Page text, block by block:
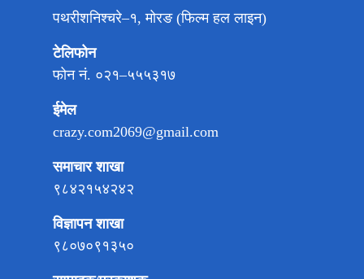
पथरीशनिश्चरे–१, मोरङ (फिल्म हल लाइन)
टेलिफोन
फोन नं. ०२१–५५५३१७
ईमेल
crazy.com2069@gmail.com
समाचार शाखा
९८४२१५४२४२
विज्ञापन शाखा
९८०७०९१३५०